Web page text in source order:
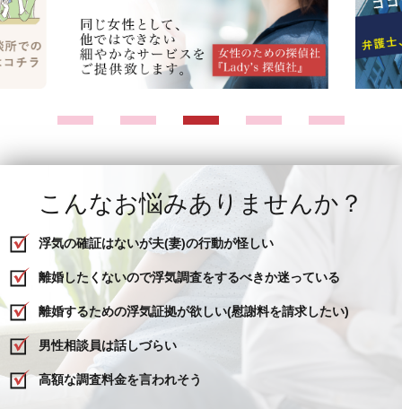
こんなお悩みありませんか？
浮気の確証はないが夫(妻)の行動が怪しい
離婚したくないので浮気調査をするべきか迷っている
離婚するための浮気証拠が欲しい(慰謝料を請求したい)
男性相談員は話しづらい
高額な調査料金を言われそう